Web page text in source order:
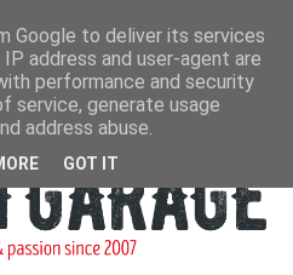
Google to deliver its services
address and user-agent are
performance and security
service, generate usage
address abuse.
GOT IT